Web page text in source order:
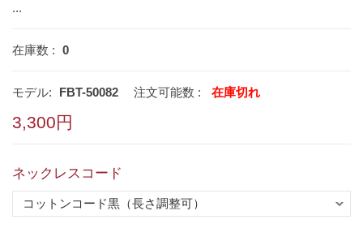
...
在庫数 : 0
モデル: FBT-50082 注文可能数 : 在庫切れ
3,300円
ネックレスコード